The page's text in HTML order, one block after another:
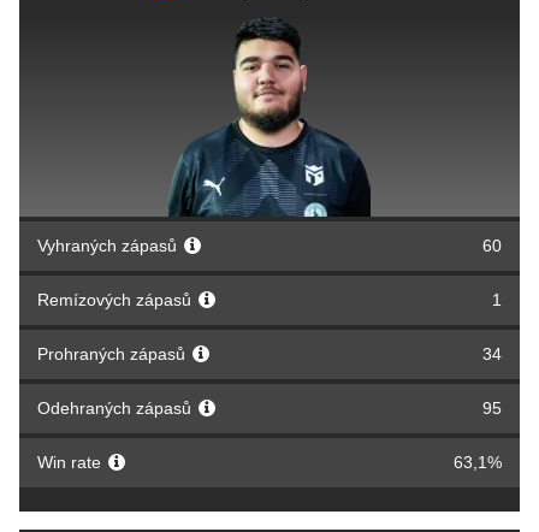
Vyhraných zápasů 60
Remízových zápasů 1
Prohraných zápasů 34
Odehraných zápasů 95
Win rate 63,1%